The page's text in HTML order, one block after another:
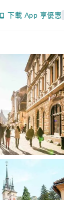
下載 App 享優惠